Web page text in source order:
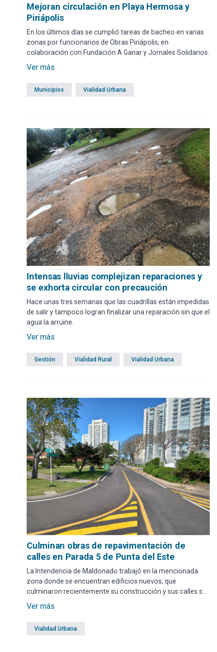
Mejoran circulación en Playa Hermosa y
Piriápolis
En los últimos días se cumplió tareas de bacheo en varias
zonas por funcionarios de Obras Piriápolis, en
colaboración con Fundación A Ganar y Jornales Solidarios.
Ver más
Municipios Vialidad Urbana
Intensas lluvias complejizan reparaciones y
se exhorta circular con precaución
Hace unas tres semanas que las cuadrillas están impedidas
de salir y tampoco logran finalizar una reparación sin que el
agua la arruine.
Ver más
Gestión Vialidad Rural Vialidad Urbana
Culminan obras de repavimentación de
calles en Parada 5 de Punta del Este
La Intendencia de Maldonado trabajó en la mencionada
zona donde se encuentran edificios nuevos, que
culminaron recientemente su construcción y sus calles se
encontraban en muy mal estado como consecuencia de
Ver más
Vialidad Urbana